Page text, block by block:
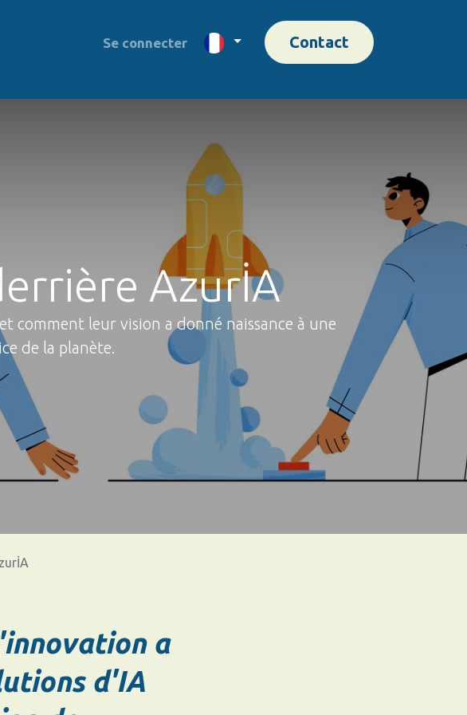
Se connecter Contact
AzurİA
comment leur vision a donné naissance à une
de la planète.
a
d'IA